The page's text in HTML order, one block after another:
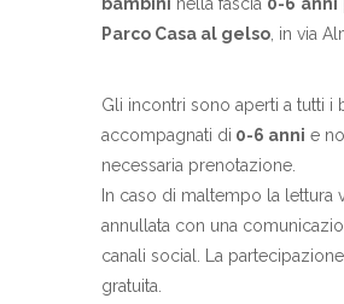
Parco Casa al gelso , in via
Gli incontri sono aperti a tutti i
accompagnati di 0-6 anni e
necessaria prenotazione.
In caso di maltempo la lettura
annullata con una
canali social. La
gratuita.